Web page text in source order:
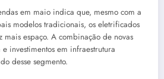
em maio indica que, mesmo com a
modelos tradicionais, os eletrificados
mais espaço. A combinação de novas
investimentos em infraestrutura
desse segmento.